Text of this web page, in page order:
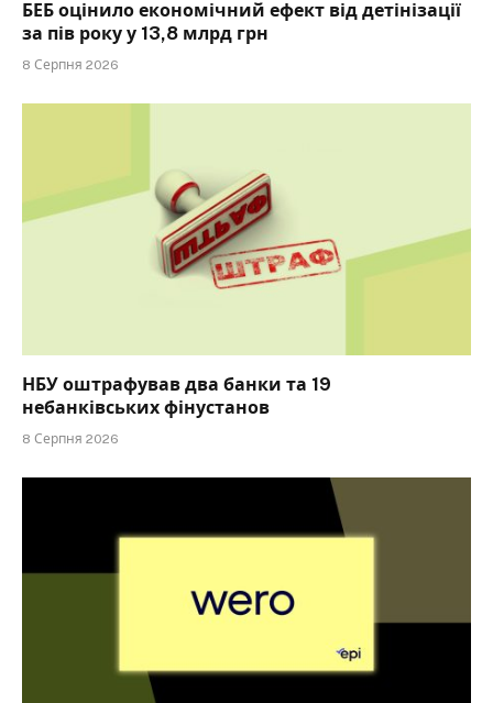
БЕБ оцінило економічний ефект від детінізації
за пів року у 13,8 млрд грн
8 Серпня 2026
НБУ оштрафував два банки та 19
небанківських фінустанов
8 Серпня 2026